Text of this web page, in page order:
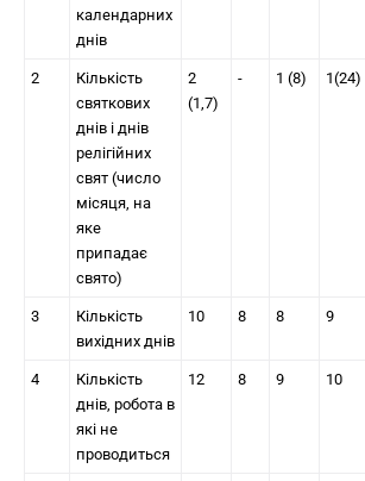
календарних
днів
2
Кількість
святкових
днів і днів
релігійних
свят (число
місяця, на
яке
припадає
свято)
2
(1,7)
- 1 (8) 1(24)
3
Кількість
вихідних днів
10 8 8 9
4
Кількість
днів, робота в
які не
проводиться
12 8 9 10